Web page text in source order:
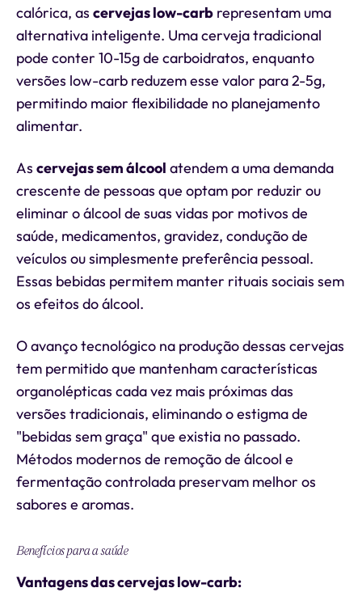
calórica, as cervejas low-carb representam uma
alternativa inteligente. Uma cerveja tradicional
pode conter 10-15g de carboidratos, enquanto
versões low-carb reduzem esse valor para 2-5g,
permitindo maior flexibilidade no planejamento
alimentar.
As cervejas sem álcool atendem a uma demanda
crescente de pessoas que optam por reduzir ou
eliminar o álcool de suas vidas por motivos de
saúde, medicamentos, gravidez, condução de
veículos ou simplesmente preferência pessoal.
Essas bebidas permitem manter rituais sociais sem
os efeitos do álcool.
O avanço tecnológico na produção dessas cervejas
tem permitido que mantenham características
organolépticas cada vez mais próximas das
versões tradicionais, eliminando o estigma de
"bebidas sem graça" que existia no passado.
Métodos modernos de remoção de álcool e
fermentação controlada preservam melhor os
sabores e aromas.
Benefícios para a saúde
Vantagens das cervejas low-carb: